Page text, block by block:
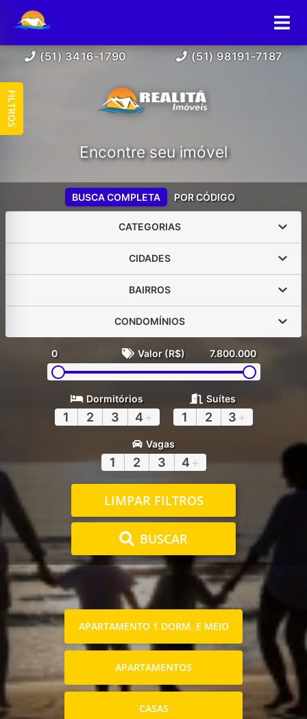
(51) 3416-1790 (51) 98191-7187
Encontre seu imóvel
BUSCA COMPLETA POR CÓDIGO
CATEGORIAS
CIDADES
BAIRROS
CONDOMÍNIOS
0 Valor (R$) 7.800.000
Dormitórios
1 2 3 4 +
Suítes
1 2 3 +
Vagas
1 2 3 4 +
LIMPAR FILTROS
BUSCAR
APARTAMENTO 1 DORM. E MEIO
APARTAMENTOS
CASAS
FILTROS